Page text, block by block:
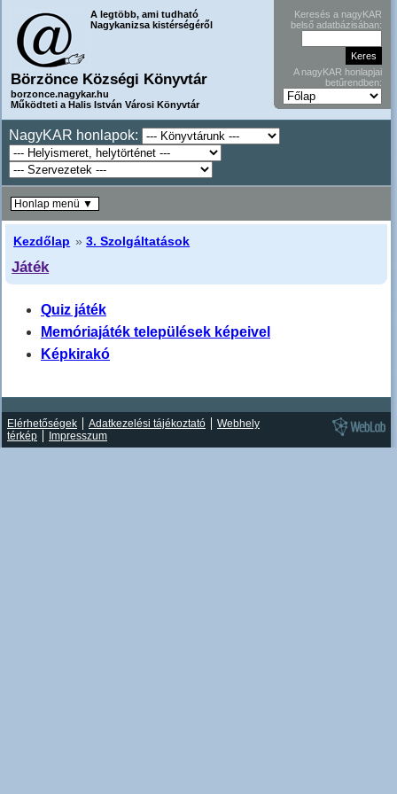
A legtöbb, ami tudható
Nagykanizsa kistérségéről
Börzönce Községi Könyvtár
borzonce.nagykar.hu
Működteti a Halis István Városi Könyvtár
Keresés a nagyKAR
belső adatbázisában:
A nagyKAR honlapjai
betűrendben:
NagyKAR honlapok:
Kezdőlap »3. Szolgáltatások
Játék
Quiz játék
Memóriajáték települések képeivel
Képkirakó
Honlap menü ▼
Elérhetőségek Adatkezelési tájékoztató
Webhely
térkép
Impresszum